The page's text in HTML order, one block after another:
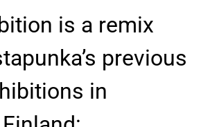
is a remix
previous
in